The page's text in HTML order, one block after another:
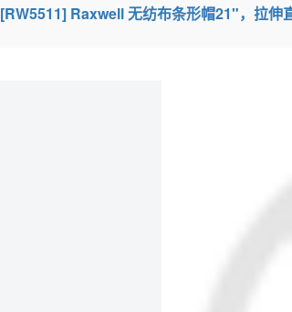
[RW5511] Raxwell 无纺布条形帽21"，拉